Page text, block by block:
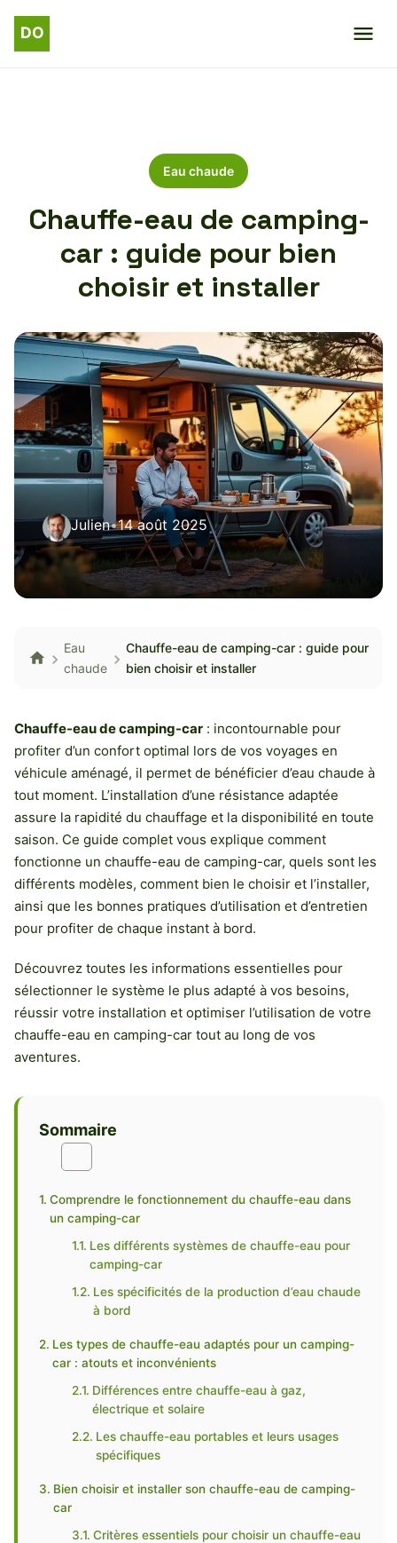
Eau chaude
Chauffe-eau de camping-
car : guide pour bien
choisir et installer
Julien•14 août 2025
Eau
chaude
Chauffe-eau de camping-car : guide pour
bien choisir et installer
Chauffe-eau de camping-car : incontournable pour
profiter d’un confort optimal lors de vos voyages en
véhicule aménagé, il permet de bénéficier d’eau chaude à
tout moment. L’installation d’une résistance adaptée
assure la rapidité du chauffage et la disponibilité en toute
saison. Ce guide complet vous explique comment
fonctionne un chauffe-eau de camping-car, quels sont les
différents modèles, comment bien le choisir et l’installer,
ainsi que les bonnes pratiques d’utilisation et d’entretien
pour profiter de chaque instant à bord.
Découvrez toutes les informations essentielles pour
sélectionner le système le plus adapté à vos besoins,
réussir votre installation et optimiser l’utilisation de votre
chauffe-eau en camping-car tout au long de vos
aventures.
Sommaire
Comprendre le fonctionnement du chauffe-eau dans
un camping-car
Les différents systèmes de chauffe-eau pour
camping-car
Les spécificités de la production d’eau chaude
à bord
Les types de chauffe-eau adaptés pour un camping-
car : atouts et inconvénients
Différences entre chauffe-eau à gaz,
électrique et solaire
Les chauffe-eau portables et leurs usages
spécifiques
Bien choisir et installer son chauffe-eau de camping-
car
Critères essentiels pour choisir un chauffe-eau